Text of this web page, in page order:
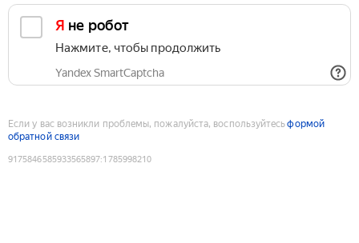
Я не робот
Нажмите, чтобы продолжить
Yandex SmartCaptcha
Если у вас возникли проблемы, пожалуйста, воспользуйтесьформой
обратной связи
9175846585933565897:1785998210